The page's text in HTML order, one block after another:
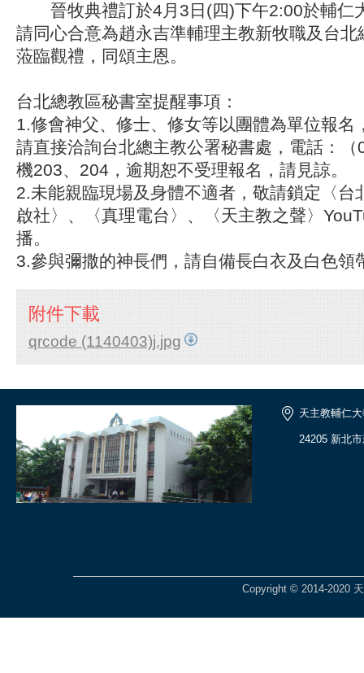
晉牧典禮訂於4月3日(四)下午2:00於輔仁
請同心合意為趙永吉準輔理主教新牧職及台北
蒞臨觀禮，同頌主恩。
台北總教區秘書室提醒事項：
1.修會神父、修士、修女等以團體為單位報名
請直接洽詢台北總主教公署秘書處，電話：
機203、204，逾期恕不受理報名，請見諒。
2.未能親臨現場及身體不適者，敬請鎖定〈台
啟社〉、〈真理電台〉、〈天主教之聲〉
播。
3.參與彌撒的神長們，請自備長白衣及白色領
附件下載
qrcode (1140403)j.jpg
天主教輔仁
24205 新北
Copyright © 2014-2020